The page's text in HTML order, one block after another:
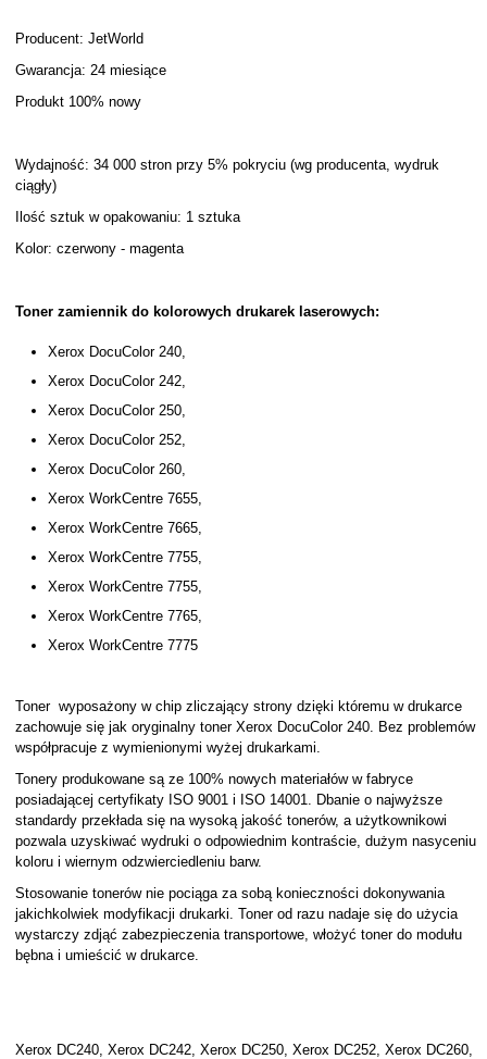
Producent: JetWorld
Gwarancja: 24 miesiące
Produkt 100% nowy
Wydajność: 34 000 stron przy 5% pokryciu (wg producenta, wydruk
ciągły)
Ilość sztuk w opakowaniu: 1 sztuka
Kolor: czerwony - magenta
Toner zamiennik do kolorowych drukarek laserowych:
Xerox DocuColor 240,
Xerox DocuColor 242,
Xerox DocuColor 250,
Xerox DocuColor 252,
Xerox DocuColor 260,
Xerox WorkCentre 7655,
Xerox WorkCentre 7665,
Xerox WorkCentre 7755,
Xerox WorkCentre 7755,
Xerox WorkCentre 7765,
Xerox WorkCentre 7775
Toner wyposażony w chip zliczający strony dzięki któremu w drukarce
zachowuje się jak oryginalny toner Xerox DocuColor 240. Bez problemów
współpracuje z wymienionymi wyżej drukarkami.
Tonery produkowane są ze 100% nowych materiałów w fabryce
posiadającej certyfikaty ISO 9001 i ISO 14001. Dbanie o najwyższe
standardy przekłada się na wysoką jakość tonerów, a użytkownikowi
pozwala uzyskiwać wydruki o odpowiednim kontraście, dużym nasyceniu
koloru i wiernym odzwierciedleniu barw.
Stosowanie tonerów nie pociąga za sobą konieczności dokonywania
jakichkolwiek modyfikacji drukarki. Toner od razu nadaje się do użycia
wystarczy zdjąć zabezpieczenia transportowe, włożyć toner do modułu
bębna i umieścić w drukarce.
Xerox DC240, Xerox DC242, Xerox DC250, Xerox DC252, Xerox DC260,